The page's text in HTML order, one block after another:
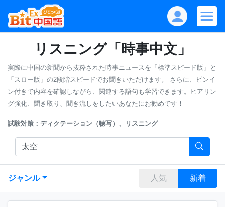
リスニング「時事中文」
実際に中国の新聞から抜粋された時事ニュースを「標準スピード版」と
「スロー版」の2段階スピードでお聞きいただけます。
さらに、ピンイ
ン付きで内容を確認しながら、関連する語句も学習できます。ヒアリン
グ強化、聞き取り、聞き流しをしたいあなたにお勧めです！
試験対策：ディクテーション（聴写）、リスニング
ジャンル 人気 新着